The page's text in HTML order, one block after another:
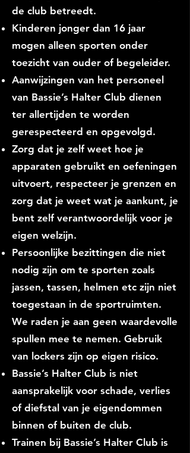
de club betreedt.
Kinderen jonger dan 16 jaar
mogen alleen sporten onder
toezicht van ouder of begeleider.
Aanwijzingen van het personeel
van Bassie’s Halter Club dienen
ter allertijden te worden
gerespecteerd en opgevolgd.
Zorg dat je zelf weet hoe je
apparaten gebruikt en oefeningen
uitvoert, respecteer je grenzen en
zorg dat je weet wat je aankunt, je
bent zelf verantwoordelijk voor je
eigen welzijn.
Persoonlijke bezittingen die niet
nodig zijn om te sporten zoals
jassen, tassen, helmen etc zijn niet
toegestaan in de sportruimten.
We raden je aan geen waardevolle
spullen mee te nemen. Gebruik
van lockers zijn op eigen risico.
Bassie’s Halter Club is niet
aansprakelijk voor schade, verlies
of diefstal van je eigendommen
binnen of buiten de club.
Trainen bij Bassie’s Halter Club is